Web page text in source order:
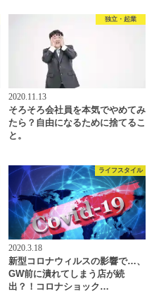
独立・起業
2020.11.13
そろそろ会社員を本気でやめてみ
たら？自由になるために捨てるこ
と。
ライフスタイル
2020.3.18
新型コロナウィルスの影響で…、
GW前に潰れてしまう店が続
出？！コロナショック…